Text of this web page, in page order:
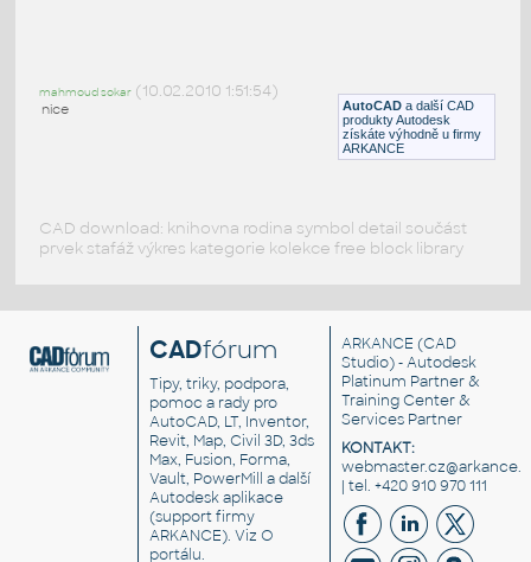
DWG Dopravní zařízeníAutoCAD a další CAD
produkty Autodesk
získáte výhodně u firmy
ARKANCE
mahmoud sokar (10.02.2010 1:51:54)
nice
CAD download: knihovna rodina symbol detail součást
prvek stafáž výkres kategorie kolekce free block library
CADfórum
Tipy, triky, podpora,
pomoc a rady pro
AutoCAD, LT, Inventor,
Revit, Map, Civil 3D, 3ds
Max, Fusion, Forma,
Vault, PowerMill a další
Autodesk aplikace
(support firmy
ARKANCE). VizO
portálu.
ARKANCE (CAD
Studio) - Autodesk
Platinum Partner &
Training Center &
Services Partner
KONTAKT:
| tel. +420 910 970 111